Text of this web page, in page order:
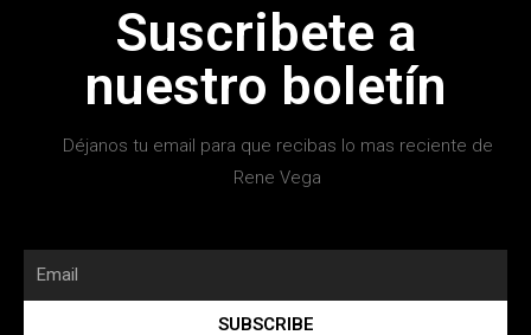
Suscribete a
nuestro boletín
Déjanos tu email para que recibas lo mas reciente de
Rene Vega
SUBSCRIBE